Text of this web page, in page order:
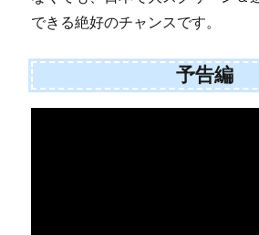
できる絶好のチャンスです。
予告編